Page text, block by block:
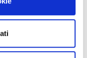
contenuti ed
inoltre